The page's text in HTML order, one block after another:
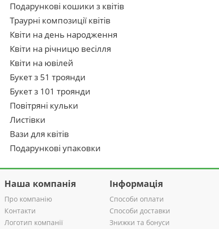
Подарункові кошики з квітів
Траурні композиції квітів
Квіти на день народження
Квіти на річницю весілля
Квіти на ювілей
Букет з 51 троянди
Букет з 101 троянди
Повітряні кульки
Листівки
Вази для квітів
Подарункові упаковки
Наша компанія
Про компанію
Контакти
Логотип компанії
Інформація
Способи оплати
Способи доставки
Знижки та бонуси